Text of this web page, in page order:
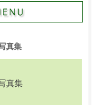
真集
真集